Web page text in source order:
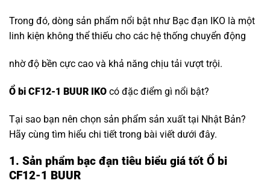
Trong đó, dòng sản phẩm nổi bật như Bạc đạn IKO là một
linh kiện không thể thiếu cho các hệ thống chuyển động
nhờ độ bền cực cao và khả năng chịu tải vượt trội.
Ổ bi CF12-1 BUUR IKO có đặc điểm gì nổi bật?
Tại sao bạn nên chọn sản phẩm sản xuất tại Nhật Bản?
Hãy cùng tìm hiểu chi tiết trong bài viết dưới đây.
1. Sản phẩm bạc đạn tiêu biểu giá tốt Ổ bi
CF12-1 BUUR